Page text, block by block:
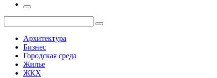
Архитектура
Бизнес
Городская среда
Жилье
ЖКХ